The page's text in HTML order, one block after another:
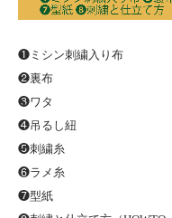
❶ミシン刺繍入り布
❷裏布
❸ワタ
❹吊るし紐
❺刺繍糸
❻ラメ糸
❼型紙